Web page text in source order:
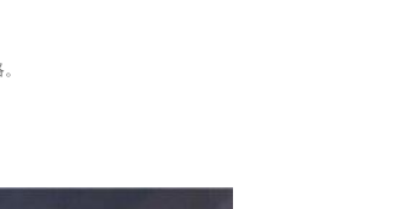
队几个人)
队》近距离射击选择
砍杀2战术高的npc)